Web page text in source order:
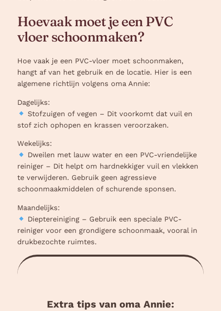
Hoevaak moet je een PVC
vloer schoonmaken?
Hoe vaak je een PVC-vloer moet schoonmaken,
hangt af van het gebruik en de locatie. Hier is een
algemene richtlijn volgens oma Annie:
Dagelijks:
Stofzuigen of vegen – Dit voorkomt dat vuil en
stof zich ophopen en krassen veroorzaken.
Wekelijks:
Dweilen met lauw water en een PVC-vriendelijke
reiniger – Dit helpt om hardnekkiger vuil en vlekken
te verwijderen. Gebruik geen agressieve
schoonmaakmiddelen of schurende sponsen.
Maandelijks:
Dieptereiniging – Gebruik een speciale PVC-
reiniger voor een grondigere schoonmaak, vooral in
drukbezochte ruimtes.
Extra tips van oma Annie: